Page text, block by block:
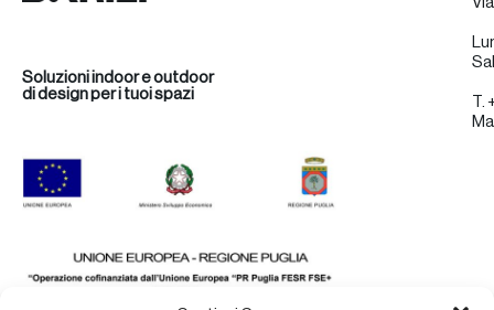
Soluzioni indoor e outdoor
di design per i tuoi spazi
T.